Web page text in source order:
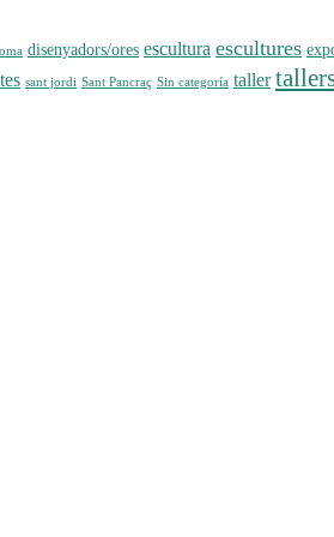
disenyadors/ores escultura escultures
sant jordi Sant Pancraç Sin categoría taller